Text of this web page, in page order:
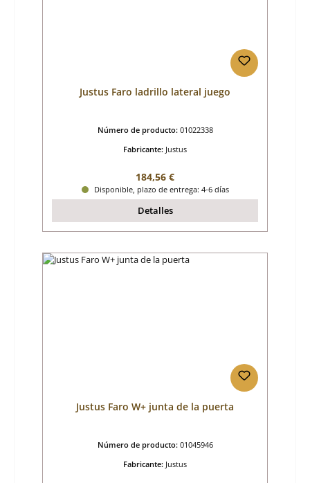
Justus Faro ladrillo lateral juego
Número de producto: 01022338
Fabricante: Justus
Precio normal:
184,56 €
Disponible, plazo de entrega: 4-6 días
Detalles
Justus Faro W+ junta de la puerta
Número de producto: 01045946
Fabricante: Justus